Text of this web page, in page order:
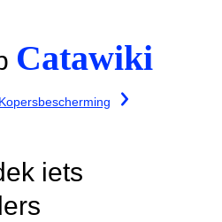
Catawiki
iets